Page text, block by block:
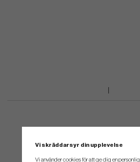
Vi skräddarsyr din upplevelse
Vi använder cookies för att ge dig en personlig